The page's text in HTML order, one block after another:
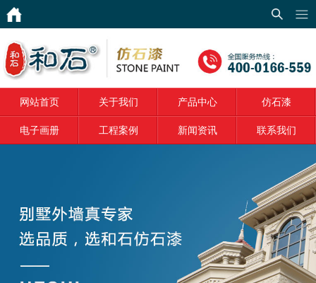
网站首页
关于我们
产品中心
电子画册
工程案例
新闻资讯
网站首页 关于我们 产品中心 仿石漆
电子画册 工程案例 新闻资讯 联系我们